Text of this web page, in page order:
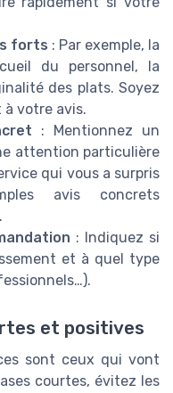
forts : Par exemple, la
du personnel, la
des plats. Soyez
votre avis.
: Mentionnez un
attention particulière
qui vous a surpris
avis concrets
: Indiquez si
et à quel type
et positives
sont ceux qui vont
courtes, évitez les